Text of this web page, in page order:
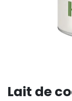
Lait de